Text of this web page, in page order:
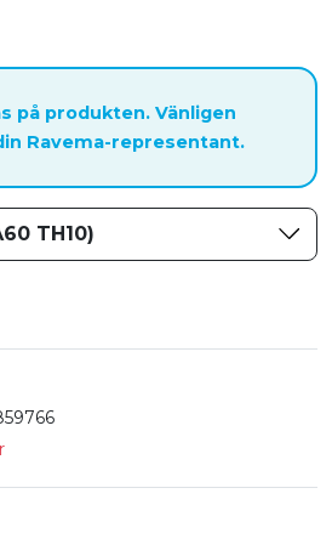
på produkten. Vänligen
Ravema-representant.
TH10)